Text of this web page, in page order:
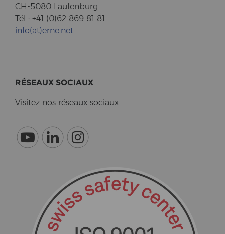
CH-5080 Lau­fen­burg
Tél : +41 (0)62 869 81 81
info(at)erne.net
RÉSEAUX SO­CI­AUX
Vi­si­tez nos réseaux so­ci­aux.